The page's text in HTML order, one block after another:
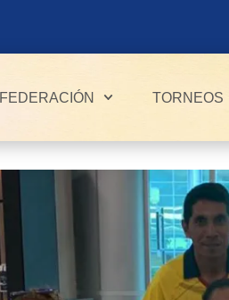
FEDERACIÓN TORNEOS